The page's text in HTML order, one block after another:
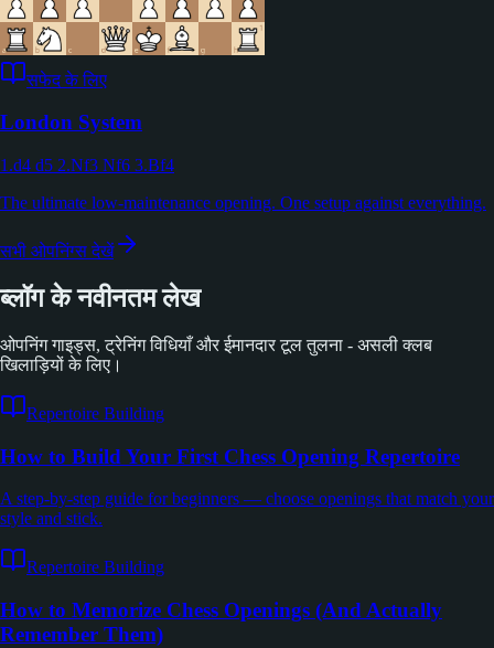
सफेद के लिए
London System
1.d4 d5 2.Nf3 Nf6 3.Bf4
The ultimate low-maintenance opening. One setup against everything.
सभी ओपनिंग्स देखें
ब्लॉग के नवीनतम लेख
ओपनिंग गाइड्स, ट्रेनिंग विधियाँ और ईमानदार टूल तुलना - असली क्लब
खिलाड़ियों के लिए।
Repertoire Building
How to Build Your First Chess Opening Repertoire
A step-by-step guide for beginners — choose openings that match your
style and stick.
Repertoire Building
How to Memorize Chess Openings (And Actually
Remember Them)